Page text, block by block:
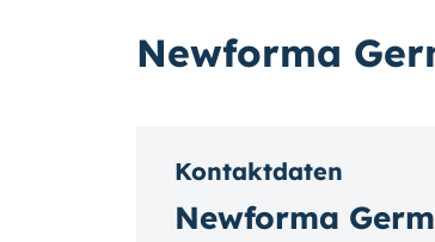
Newforma
Kontaktdaten
Newforma